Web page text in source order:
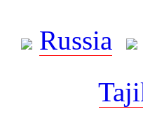
Russia